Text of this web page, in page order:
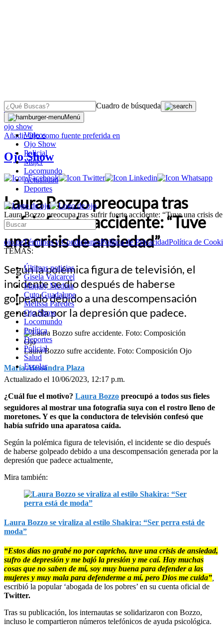
Cuadro de búsqueda
Menú
Videos
Ojo Show
Policial
Mujer
Locomundo
Actualidad
Deportes
Laura Bozzo preocupa tras sufrir fuerte accidente: “Tuve una crisis
ojo.peTérminos y CondicionesPolítica de PrivacidadPolítica de
TEMAS:
Últimas noticias
Gisela Valcarcel
Magaly Medina
Cuto Guadalupe
Melissa Paredes
Ojo Show
Locomundo
Política
Deportes
Policial
Salud
Escolar
OJO
ojo show
AñadirOjocomo fuente preferida en
Ojo Show
Laura Bozzo preocupa tras
sufrir fuerte accidente: “Tuve
una crisis de ansiedad”
Según la polémica figura de televisión, el
incidente se dio después de haberse
golpeado debido a una descompensación
generada por la depresión que padece.
Laura Bozzo sufre accidente. Foto: Composición Ojo
María Alessandra Plaza
Actualizado el 10/06/2023, 12:17 p.m.
¿Cuál fue el motivo? Laura Bozzo preocupó a todos sus fieles
seguidores al mostrar una fotografía suya con el rostro lleno de
moretones. Y es que la conductora de televisión confesó que
había sufrido una aparatosa caída.
Según la polémica figura de televisión, el incidente se dio después
de haberse golpeado debido a una descompensación generada por la
depresión que padece actualmente,
Mira también:
Laura Bozzo se viraliza al estilo Shakira: “Ser perra está de
moda”
“Estos días no grabé no por capricho, tuve una crisis de ansiedad,
sufro de depresión y me bajó la presión y me caí. Hay muchas
cosas que no saben de mí, soy muy buena para defender a las
mujeres y muy mala para defenderme a mí, pero Dios me cuida”
escribió la popular ‘abogada de los pobres’ en su cuenta oficial de
Twitter.
Tras su publicación, los internautas se solidarizaron con Bozzo,
incluso le compartieron números telefónicos de ayuda psicológica.